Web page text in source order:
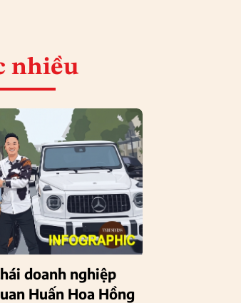
nhiều
doanh nghiệp
Huấn Hoa Hồng